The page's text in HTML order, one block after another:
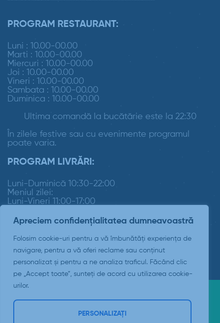
Apreciem confidențialitatea dumneavoastră
Folosim cookie-uri pentru a vă îmbunătăți experiența de
navigare, pentru a vă oferi reclame sau conținut
personalizat și pentru a ne analiza traficul. Făcând clic
pe „Accept toate”, sunteți de acord cu utilizarea cookie-
urilor.
PERSONALIZAȚI
PROGRAM RESTAURANT:
Luni : 10.00-00.00
Marti : 10.00-00.00
Miercuri : 10.00-00.00
Joi : 10.00-00.00
Vineri : 10.00-00.00
Sambata : 10.00-00.00
Duminica : 10.00-00.00
Ultima comandă la bucătărie este la 22:30
În zilele festive sau cu evenimente programul
poate varia.
PROGRAM LIVRĂRI:
Luni-Duminică 10:30-22:00
Meniul zilei:
Luni-Vineri 11:00-17:00